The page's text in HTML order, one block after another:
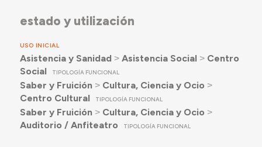
estado y utilización
USO INICIAL
Asistencia y Sanidad ˃ Asistencia Social ˃ Centro
Social
TIPOLOGÍA FUNCIONAL
Saber y Fruición ˃ Cultura, Ciencia y Ocio ˃
Centro Cultural
TIPOLOGÍA FUNCIONAL
Saber y Fruición ˃ Cultura, Ciencia y Ocio ˃
Auditorio / Anfiteatro
TIPOLOGÍA FUNCIONAL